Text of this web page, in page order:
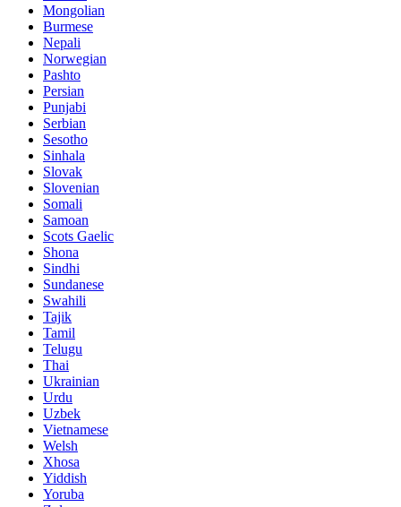
Mongolian
Burmese
Nepali
Norwegian
Pashto
Persian
Punjabi
Serbian
Sesotho
Sinhala
Slovak
Slovenian
Somali
Samoan
Scots Gaelic
Shona
Sindhi
Sundanese
Swahili
Tajik
Tamil
Telugu
Thai
Ukrainian
Urdu
Uzbek
Vietnamese
Welsh
Xhosa
Yiddish
Yoruba